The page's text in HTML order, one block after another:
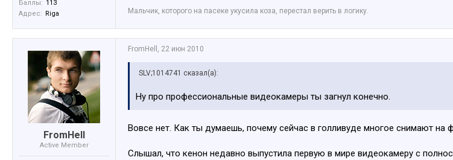
Баллы: 113
Адрес: Riga Мальчик, которого на пасеке укусила коза, перестал верить в логику.
FromHell
Active Member
FromHell , 22 июн 2010
SLV;1014741 сказал(а):
Ну про профессиональные видеокамеры ты загнул конечно.
Вовсе нет. Как ты думаешь, почему сейчас в голливуде многое снимают на
Слышал, что кенон недавно выпустила первую в мире видеокамеру с